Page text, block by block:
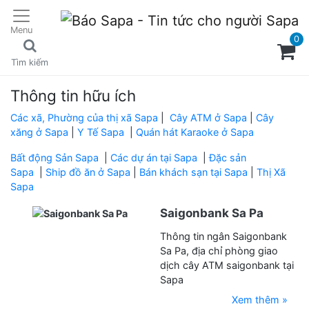
Menu
Tìm kiếm
0
Thông tin hữu ích
Các xã, Phường của thị xã Sapa Cây ATM ở Sapa
Cây
xăng ở Sapa
Y Tế Sapa Quán hát Karaoke ở Sapa
Bất động Sản Sapa Các dự án tại Sapa |Đặc sản
Sapa
Ship đồ ăn ở Sapa Bán khách sạn tại Sapa
Thị Xã
Sapa
Saigonbank Sa Pa
Thông tin ngân Saigonbank
Sa Pa, địa chỉ phòng giao
dịch cây ATM saigonbank tại
Sapa
Xem thêm »